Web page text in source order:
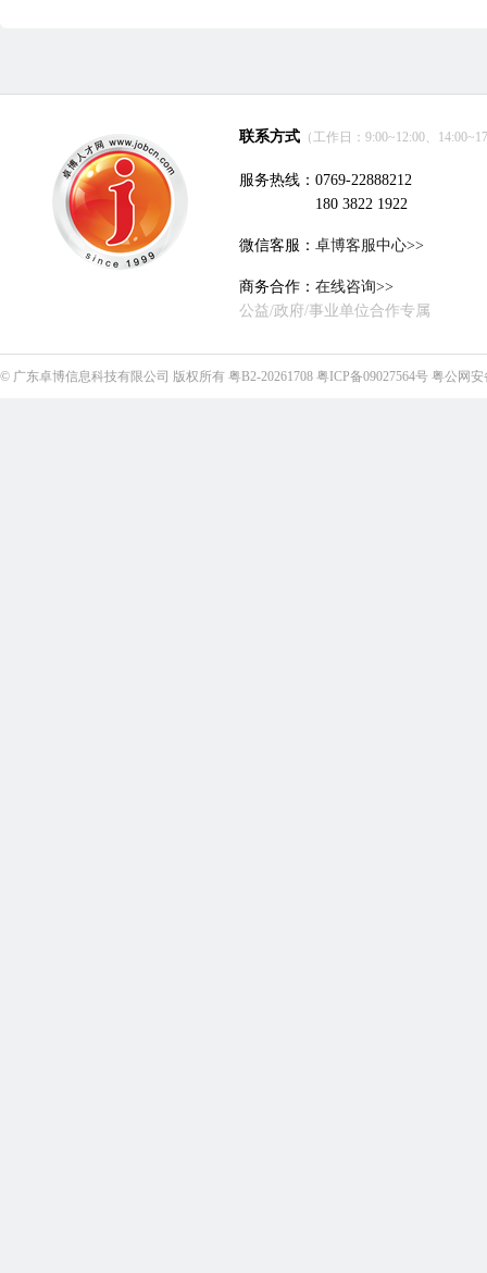
联系方式 （工作日：9:00~12:00、
服务热线：0769-22888212
180 3822 1922
微信客服： 卓博客服中心>>
商务合作： 在线咨询>>
公益/政府/事业单位合作专属
© 广东卓博信息科技有限公司 版权所有 粤B2-20261708 粤ICP备09027564号 粤公网安